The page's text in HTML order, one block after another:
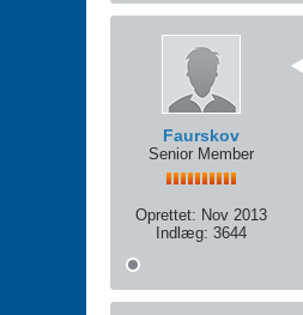
Faurskov
Senior Member
Oprettet: Nov 2013
Indlæg: 3644